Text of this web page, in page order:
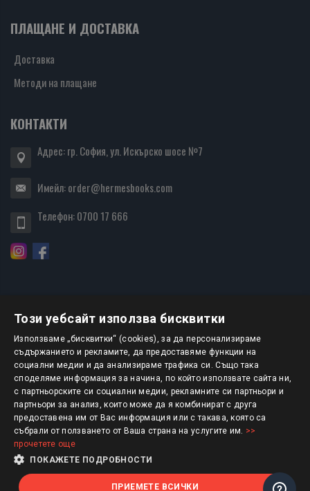
ПЛАЩАНЕ И ДОСТАВКА
Доставка
Методи на плащане
КОНТАКТИ
Адрес: гр. София, ул. Искърско шосе №7
Имейл:order@hermesbooks.com
Телефон:0700 17 666
БЮЛЕТИН
АБОНИРАНЕ
Авторско право © 2025 HERMESBOOKS.BG
1 EUR = 1.95583 BGN
Този уебсайт използва бисквитки
Използваме „бисквитки“ (cookies), за да персонализираме
съдържанието и рекламите, да предоставяме функции на
социални медии и да анализираме трафика си. Също така
споделяме информация за начина, по който използвате сайта ни,
с партньорските си социални медии, рекламните си партньори и
партньори за анализ, които може да я комбинират с друга
предоставена им от Вас информация или с такава, която са
събрали от ползването от Ваша страна на услугите им. >>
прочетете още
ПОКАЖЕТЕ ПОДРОБНОСТИ
ПРИЕМЕТЕ ВСИЧКИ